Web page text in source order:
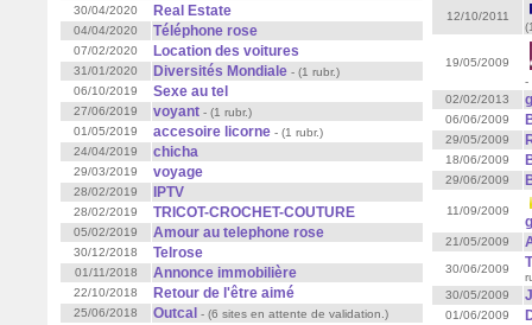
30/04/2020
Real Estate
04/04/2020 Téléphone rose
07/02/2020 Location des voitures
31/01/2020 Diversités Mondiale - (1 rubr.)
06/10/2019
Sexe au tel
27/06/2019 voyant - (1 rubr.)
01/05/2019
accesoire licorne - (1 rubr.)
24/04/2019
chicha
29/03/2019 voyage
28/02/2019 IPTV
28/02/2019 TRICOT-CROCHET-COUTURE
05/02/2019 Amour au telephone rose
30/12/2018 Telrose
01/11/2018 Annonce immobilière
22/10/2018 Retour de l'être aimé
25/06/2018 Outcal - (6 sites en attente de validation.)
12/10/2011
19/05/2009
-
02/02/2013
06/06/2009
29/05/2009
18/06/2009
29/06/2009
11/09/2009
21/05/2009
30/06/2009
30/05/2009
01/06/2009